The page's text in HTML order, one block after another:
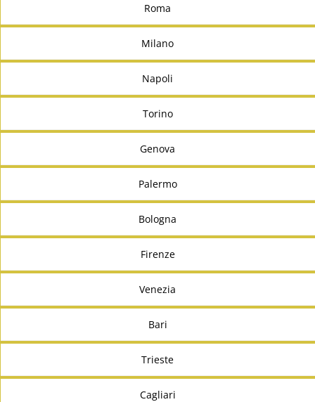
Roma
Milano
Napoli
Torino
Genova
Palermo
Bologna
Firenze
Venezia
Bari
Trieste
Cagliari